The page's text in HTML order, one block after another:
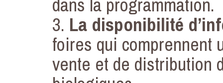
3. La disponibilité
foires qui comprennent
vente et de distribution